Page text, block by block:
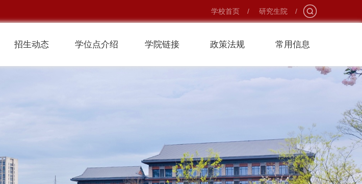
学校首页 / 研究生院 /
招生动态 学位点介绍 学院链接 政策法规 常用信息